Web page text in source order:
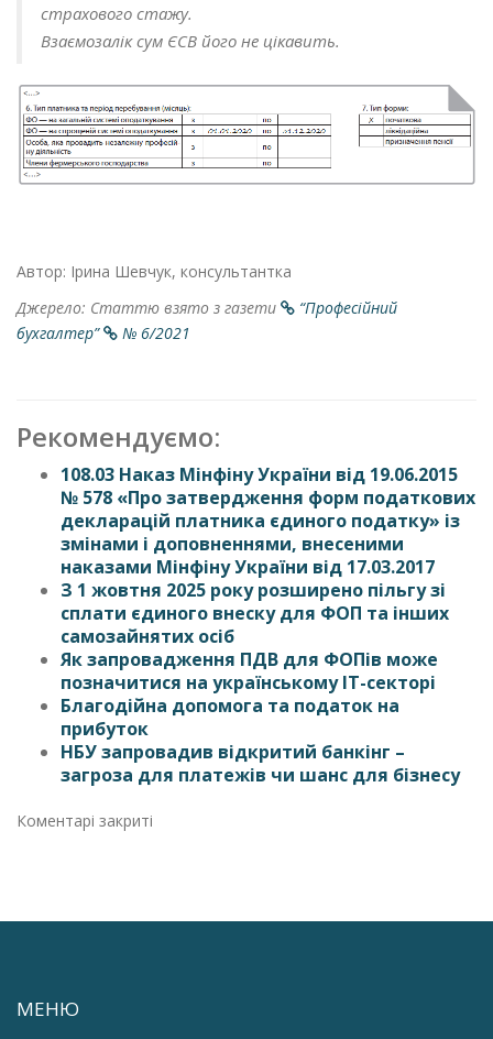
страхового стажу.
Взаємозалік сум ЄСВ його не цікавить.
Автор: Ірина Шевчук, консультантка
Джерело: Статтю взято з газети
“Професійний
бухгалтер”
№ 6/2021
Рекомендуємо:
108.03 Наказ Мінфіну України від 19.06.2015
№ 578 «Про затвердження форм податкових
декларацій платника єдиного податку» із
змінами і доповненнями, внесеними
наказами Мінфіну України від 17.03.2017
З 1 жовтня 2025 року розширено пільгу зі
сплати єдиного внеску для ФОП та інших
самозайнятих осіб
Як запровадження ПДВ для ФОПів може
позначитися на українському IT-секторі
Благодійна допомога та податок на
прибуток
НБУ запровадив відкритий банкінг –
загроза для платежів чи шанс для бізнесу
Коментарі закриті
МЕНЮ